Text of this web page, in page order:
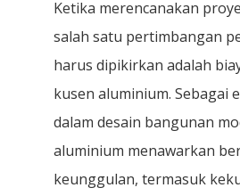
Ketika merencanakan
salah satu pertimbangan
harus dipikirkan adalah
kusen aluminium. Sebagai
dalam desain bangunan
aluminium menawarkan
keunggulan, termasuk